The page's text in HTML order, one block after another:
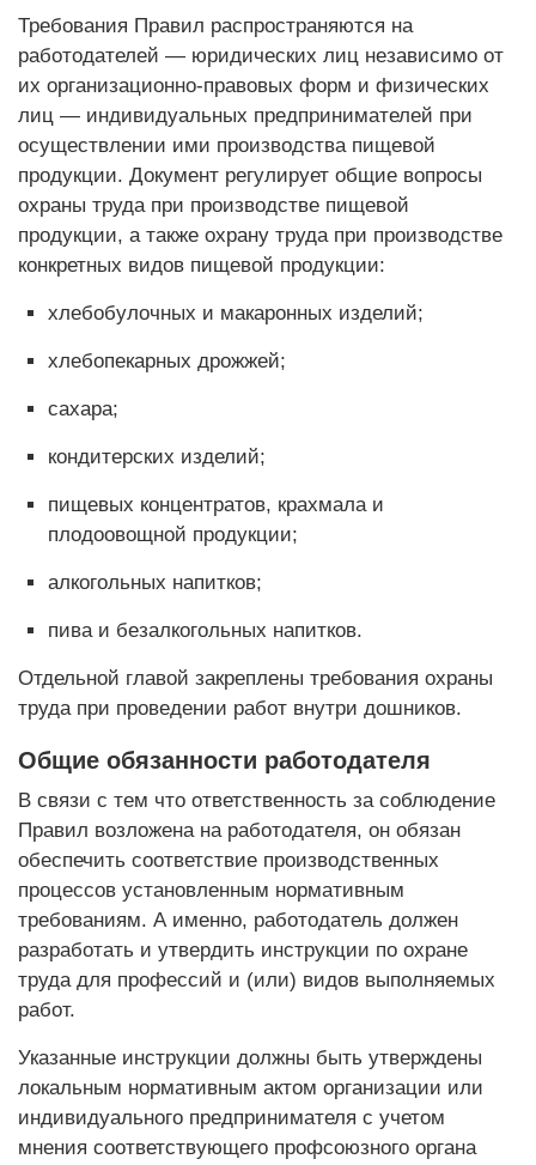
Требования Правил распространяются на
работодателей — юридических лиц независимо от
их организационно-правовых форм и физических
лиц — индивидуальных предпринимателей при
осуществлении ими производства пищевой
продукции. Документ регулирует общие вопросы
охраны труда при производстве пищевой
продукции, а также охрану труда при производстве
конкретных видов пищевой продукции:
хлебобулочных и макаронных изделий;
хлебопекарных дрожжей;
сахара;
кондитерских изделий;
пищевых концентратов, крахмала и
плодоовощной продукции;
алкогольных напитков;
пива и безалкогольных напитков.
Отдельной главой закреплены требования охраны
труда при проведении работ внутри дошников.
Общие обязанности работодателя
В связи с тем что ответственность за соблюдение
Правил возложена на работодателя, он обязан
обеспечить соответствие производственных
процессов установленным нормативным
требованиям. А именно, работодатель должен
разработать и утвердить инструкции по охране
труда для профессий и (или) видов выполняемых
работ.
Указанные инструкции должны быть утверждены
локальным нормативным актом организации или
индивидуального предпринимателя с учетом
мнения соответствующего профсоюзного органа